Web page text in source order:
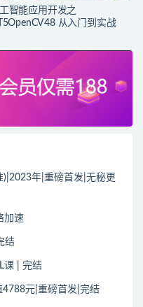
智能应用开发之
从入门到实战
年|重磅首发|无秘更
加速
结
课 | 完结
元|重磅首发|完结